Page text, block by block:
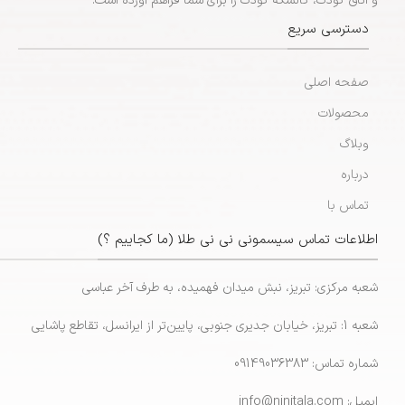
دسترسی سریع
صفحه اصلی
محصولات
وبلاگ
درباره
تماس با
اطلاعات تماس سیسمونی نی نی طلا (ما کجاییم ؟)
شعبه مرکزی: تبریز، نبش میدان فهمیده، به طرف آخر عباسی
شعبه 1: تبریز، خیابان جدیری جنوبی، پایین‌تر از ایرانسل، تقاطع پاشایی
شماره تماس: 09149036383